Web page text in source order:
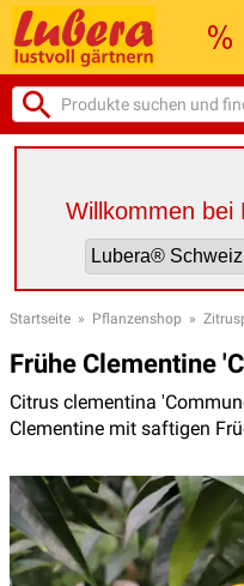
Willkommen bei
Startseite » Pflanzenshop »
Frühe Clementine
Citrus clementina
Clementine mit saftigen